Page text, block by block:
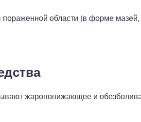
области (в форме мазей,
жаропонижающее и